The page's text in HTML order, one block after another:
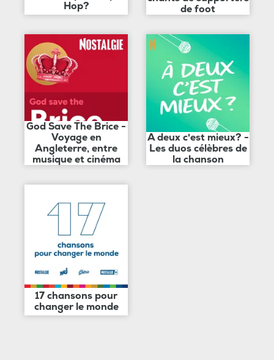
Hop?
de foot
God Save The Brice -
Voyage en
Angleterre, entre
musique et cinéma
A deux c'est mieux? -
Les duos célèbres de
la chanson
17 chansons pour
changer le monde